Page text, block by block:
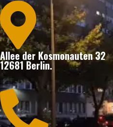

Allee der Kosmonauten 32
12681 Berlin.
